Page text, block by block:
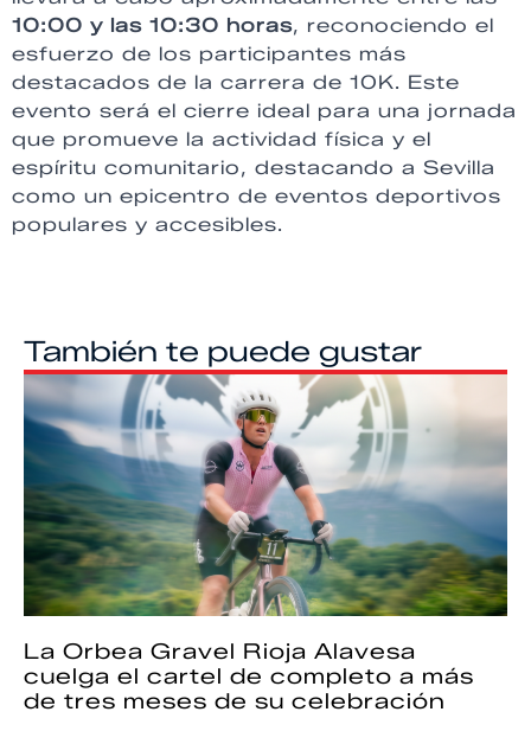
10:00 y las 10:30 horas, reconociendo el
esfuerzo de los participantes más
destacados de la carrera de 10K. Este
evento será el cierre ideal para una jornada
que promueve la actividad física y el
espíritu comunitario, destacando a Sevilla
como un epicentro de eventos deportivos
populares y accesibles.
También te puede gustar
La Orbea Gravel Rioja Alavesa
cuelga el cartel de completo a más
de tres meses de su celebración